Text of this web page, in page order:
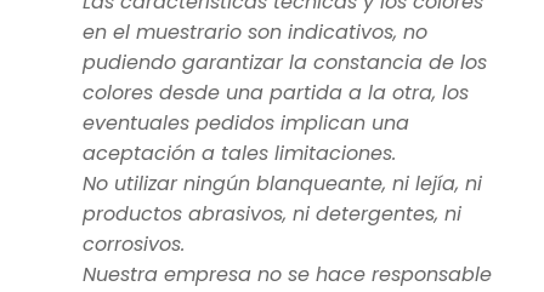
en el muestrario son indicativos, no
pudiendo garantizar la constancia de los
colores desde una partida a la otra, los
eventuales pedidos implican una
aceptación a tales limitaciones.
No utilizar ningún blanqueante, ni lejía, ni
productos abrasivos, ni detergentes, ni
corrosivos.
Nuestra empresa no se hace responsable